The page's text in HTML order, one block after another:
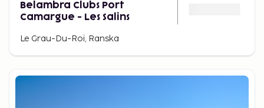
Belambra Clubs Port
Camargue - Les Salins
Le Grau-Du-Roi, Ranska